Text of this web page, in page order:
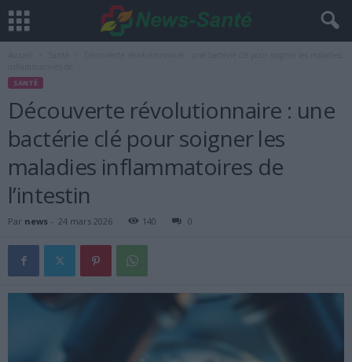
SANTÉ
Découverte révolutionnaire : une
bactérie clé pour soigner les
maladies inflammatoires de
l’intestin
Par news - 24 mars 2026 140 0